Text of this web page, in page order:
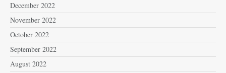
December 2022
November 2022
October 2022
September 2022
August 2022